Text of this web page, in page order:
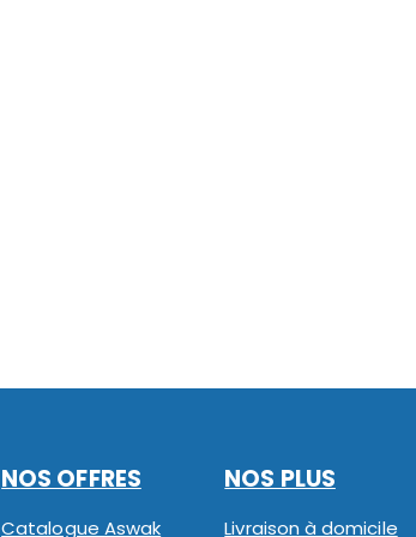
NOS OFFRES
Catalogue Aswak
NOS PLUS
Livraison à domicile